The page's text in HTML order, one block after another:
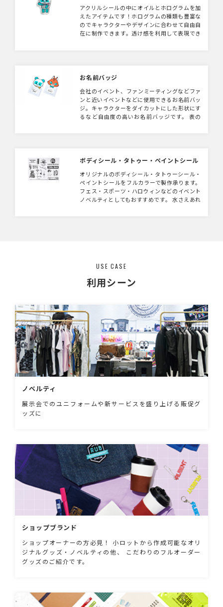
アクリルシールの中にオイルとホログラムを加
えたアイテムです！ホログラムの種類も豊富な
のでキャラクターやデザインに合わせて自由自
在に制作できます。透け感を利用して表現でき
お名前バッジ
会社のイベント、ファンミーティングなどファ
ンと近いイベントなどに使用できるお名前バッ
ジ。キャラクターをダイカットにした形状にす
るなど自由度の高いお名前バッジです。 表の
ボディシール・タトゥー・ペイントシール
オリジナルのボディシール・タトゥーシール・
ペイントシールをフルカラーで製作承ります。
フェス・スポーツ・ハロウィンなどのイベント
ノベルティとしてもおすすめです。 水さえあれ
USE CASE
利用シーン
ノベルティ
展示会でのユニフォームや新サービスを盛り上げる販促グ
ッズに
ショップブランド
ショップオーナーの方必見！ 小ロットから作成可能なオリ
ジナルグッズ・ノベルティの他、 こだわりのフルオーダー
グッズのご紹介です。